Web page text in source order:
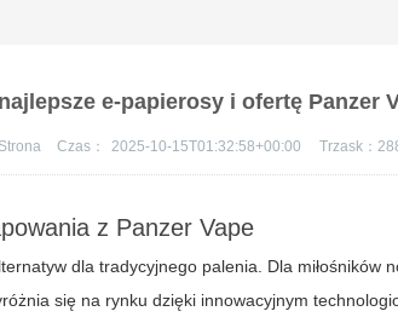
e-papierosy i ofertę Panzer
Strona Czas： 2025-10-15T01:32:58+00:00 Trzask：
z Panzer Vape
dla tradycyjnego palenia. Dla miłośników
się na rynku dzięki innowacyjnym